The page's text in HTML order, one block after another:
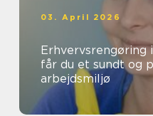
03. April 2026
Erhvervsrengøring
får du et sundt og
arbejdsmiljø